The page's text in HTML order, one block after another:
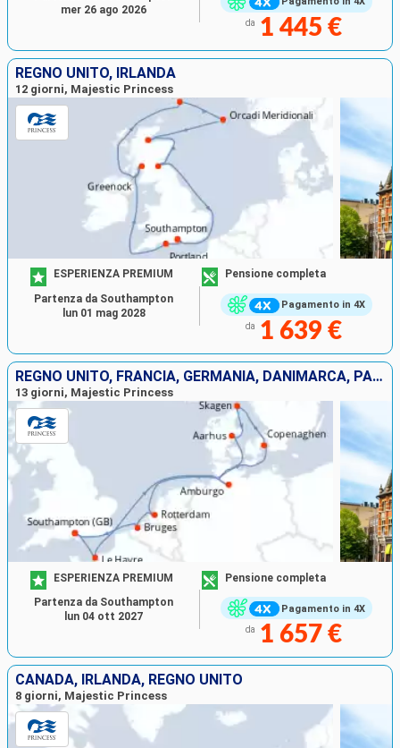
da 1 445 €
mer 26 ago 2026
REGNO UNITO, IRLANDA
12 giorni, Majestic Princess
Pagamento in 4X
ESPERIENZA PREMIUM Pensione completa
da 1 639 €
Partenza da Southampton
lun 01 mag 2028
REGNO UNITO, FRANCIA, GERMANIA, DANIMARCA, PAESI BASSI, BELGIO
13 giorni, Majestic Princess
Pagamento in 4X
ESPERIENZA PREMIUM Pensione completa
da 1 657 €
Partenza da Southampton
lun 04 ott 2027
CANADA, IRLANDA, REGNO UNITO
8 giorni, Majestic Princess